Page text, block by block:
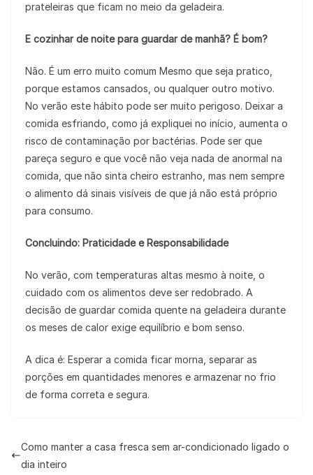
prateleiras que ficam no meio da geladeira.
E cozinhar de noite para guardar de manhã? É bom?
Não. É um erro muito comum Mesmo que seja pratico,
porque estamos cansados, ou qualquer outro motivo.
No verão este hábito pode ser muito perigoso. Deixar a
comida esfriando, como já expliquei no início, aumenta o
risco de contaminação por bactérias. Pode ser que
pareça seguro e que você não veja nada de anormal na
comida, que não sinta cheiro estranho, mas nem sempre
o alimento dá sinais visíveis de que já não está próprio
para consumo.
Concluindo: Praticidade e Responsabilidade
No verão, com temperaturas altas mesmo à noite, o
cuidado com os alimentos deve ser redobrado. A
decisão de guardar comida quente na geladeira durante
os meses de calor exige equilíbrio e bom senso.
A dica é: Esperar a comida ficar morna, separar as
porções em quantidades menores e armazenar no frio
de forma correta e segura.
Como manter a casa fresca sem ar-condicionado ligado o
dia inteiro